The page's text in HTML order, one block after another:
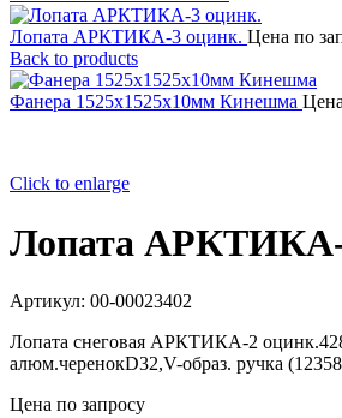
Лопата АРКТИКА-3 оцинк. Цена по
Back to products
Фанера 1525х1525х10мм Кинешма
Click to enlarge
Лопата АРКТИКА-
Артикул: 00-00023402
Лопата снеговая АРКТИКА-2
алюм.черенокD32,V-образ. ручка
Цена по запросу